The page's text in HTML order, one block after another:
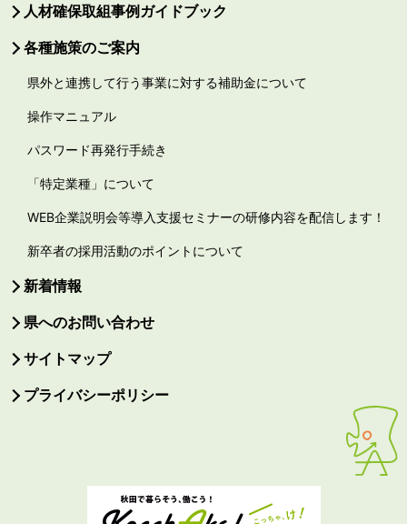
人材確保取組事例ガイドブック
各種施策のご案内
県外と連携して行う事業に対する補助金について
操作マニュアル
パスワード再発行手続き
「特定業種」について
WEB企業説明会等導入支援セミナーの研修内容を配信します！
新卒者の採用活動のポイントについて
新着情報
県へのお問い合わせ
サイトマップ
プライバシーポリシー